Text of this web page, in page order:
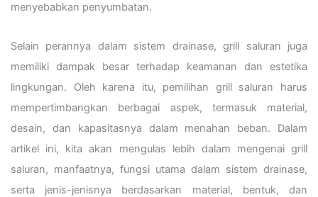
menyebabkan penyumbatan.
Selain perannya dalam sistem drainase, grill saluran juga
memiliki dampak besar terhadap keamanan dan estetika
lingkungan. Oleh karena itu, pemilihan grill saluran harus
mempertimbangkan berbagai aspek, termasuk material,
desain, dan kapasitasnya dalam menahan beban. Dalam
artikel ini, kita akan mengulas lebih dalam mengenai grill
saluran, manfaatnya, fungsi utama dalam sistem drainase,
serta jenis-jenisnya berdasarkan material, bentuk, dan